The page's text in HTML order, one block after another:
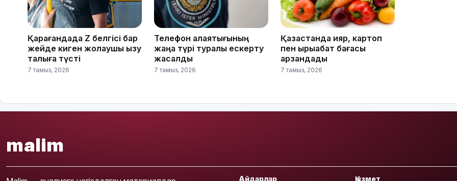
Қарағандада Z белгісі бар
жейде киген жолаушы қызу
талқыға түсті
7 тамыз, 2026
Телефон алаяқтығының
жаңа түрі туралы ескерту
жасалды
7 тамыз, 2026
Қазақстанда қияр, картоп
пен қырыққабат бағасы
арзандады
7 тамыз, 2026
malim
Айдарлар Қызмет